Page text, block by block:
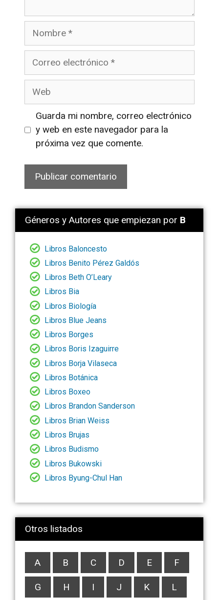
Nombre
Correo
Web
Guarda mi nombre, correo electrónico
y web en este navegador para la
próxima vez que comente.
Géneros y Autores que empiezan por B
Libros Baloncesto
Libros Benito Pérez Galdós
Libros Beth O’Leary
Libros Bia
Libros Biología
Libros Blue Jeans
Libros Borges
Libros Boris Izaguirre
Libros Borja Vilaseca
Libros Botánica
Libros Boxeo
Libros Brandon Sanderson
Libros Brian Weiss
Libros Brujas
Libros Budismo
Libros Bukowski
Libros Byung-Chul Han
Otros listados
A B C D E F
G H I J K L